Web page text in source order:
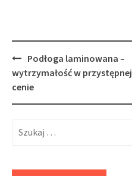
Post
navigation
Podłoga laminowana –
wytrzymałość w przystępnej
cenie